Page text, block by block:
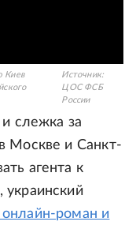
Киев
Источник:
ЦОС ФСБ
России
слежка за
Москве и Санкт-
агента к
роман и